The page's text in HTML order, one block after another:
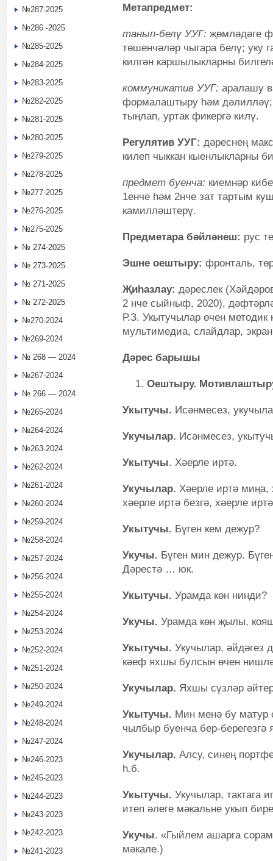
Метапредмет:
танып-белү УУГ: җөмләдәге
төшенчәләр чыгара белү; уку
килгән каршылыкларны
коммуникатив УУГ: аралашу
формалаштыру һәм
тыңлап, уртак фикергә килү.
Регулятив УУГ: дәреснең
килеп чыккан кыенлыкларны
предмет буенча: киемнәр
1енче һәм 2нче зат тартым
камилләштерү.
Предметара бәйләнеш: рус
Эшне оештыру: фронталь,
Җиһазлау: дәреслек
2 нче сыйныф, 2020),
Р.З. Укытучылар өчен
мультимедиа, слайдлар,
Дәрес барышы
Оештыру.
Укытучы. Исәнмесез,
Укучылар. Исәнмесез,
Укытучы. Хәерле иртә.
Укучылар. Хәерле иртә миңа,
хәерле иртә безгә, хәерле
Укытучы. Бүген кем дежур?
Укучы. Бүген мин дежур.
Дәрестә … юк.
Укытучы. Урамда көн нинди?
Укучы. Урамда көн җылы,
Укытучы. Укучылар,
кәеф яхшы булсын өчен
Укучылар. Яхшы сүзләр
Укытучы. Мин менә бу матур
чылбыр буенча бер-берегезгә
Укучылар. Алсу, синең
һ.б.
Укытучы. Укучылар, тактага
итеп әлеге мәкальне укып
Укучы. «Гыйлем ашарга
мәкале.)
№287-2025
№286 -2025
№285-2025
№284-2025
№283-2025
№282-2025
№281-2025
№280-2025
№279-2025
№278-2025
№277-2025
№276-2025
№275-2025
№ 274-2025
№ 273-2025
№ 271-2025
№ 272-2025
№270-2024
№269-2024
№ 268 — 2024
№267-2024
№ 266 — 2024
№265-2024
№264-2024
№263-2024
№262-2024
№261-2024
№260-2024
№259-2024
№258-2024
№257-2024
№256-2024
№255-2024
№254-2024
№253-2024
№252-2024
№251-2024
№250-2024
№249-2024
№248-2024
№247-2024
№246-2023
№245-2023
№244-2023
№243-2023
№242-2023
№241-2023